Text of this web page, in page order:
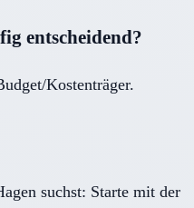
entscheidend?
Kostenträger.
suchst: Starte mit der